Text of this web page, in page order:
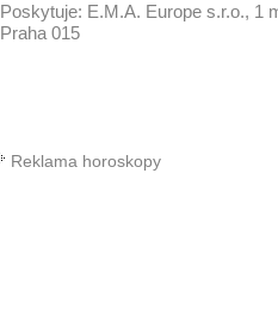
Poskytuje: E.M.A. Europe s.r.o., 1
Praha 015
Reklama horoskopy